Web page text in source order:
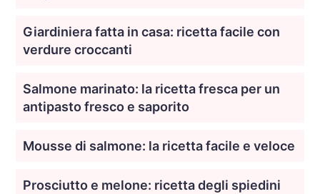
Giardiniera fatta in casa: ricetta facile con
verdure croccanti
Salmone marinato: la ricetta fresca per un
antipasto fresco e saporito
Mousse di salmone: la ricetta facile e veloce
Prosciutto e melone: ricetta degli spiedini